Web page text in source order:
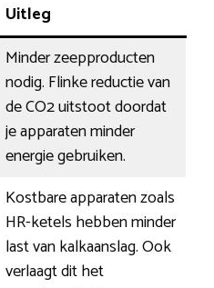
Uitleg
Minder zeepproducten
nodig. Flinke reductie van
de CO2 uitstoot doordat
je apparaten minder
energie gebruiken.
Kostbare apparaten zoals
HR-ketels hebben minder
last van kalkaanslag. Ook
verlaagt dit het